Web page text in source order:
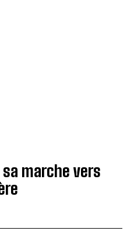
sa marche vers